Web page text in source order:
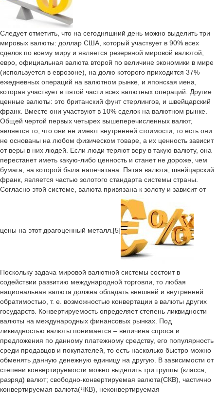
Следует отметить, что на сегодняшний день можно выделить три
мировых валюты: доллар США, который участвует в 90% всех
сделок по всему миру и является резервной мировой валютой;
евро, официальная валюта второй по величине экономики в мире
(используется в еврозоне), на долю которого приходится 37%
ежедневных операций на валютном рынке, и японская иена,
которая участвует в пятой части всех валютных операций. Другие
ценные валюты: это британский фунт стерлингов, и швейцарский
франк. Вместе они участвуют в 10% сделок на валютном рынке.
Общей чертой первых четырех вышеперечисленных валют,
является то, что они не имеют внутренней стоимости, то есть они
не основаны на любом физическом товаре, а их ценность зависит
от веры в них людей. Если люди теряют веру в такую валюту, она
перестанет иметь какую-либо ценность и станет не дороже, чем
бумага, на которой была напечатана. Пятая валюта, швейцарский
франк, является частью золотого стандарта системы страны.
Согласно этой системе, валюта привязана к золоту и зависит от
цены на этот драгоценный металл.[5]
Поскольку задача мировой валютной системы состоит в
содействии развитию международной торговли, то любая
национальная валюта должна обладать внешней и внутренней
обратимостью, т. е. возможностью конвертации в валюты других
государств. Конвертируемость определяет степень ликвидности
валюты на международных финансовых рынках. Под
ликвидностью валюты понимается – величина спроса и
предложения по данному платежному средству, его популярность
среди продавцов и покупателей, то есть насколько быстро можно
обменять данную денежную единицу на другую. В зависимости от
степени конвертируемости можно выделить три группы (класса,
разряд) валют; свободно-конвертируемая валюта(СКВ), частично
конвертируемая валюта(ЧКВ), неконвертируемая